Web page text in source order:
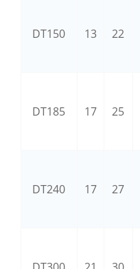
DT150 13 22
DT185 17 25
DT240 17 27